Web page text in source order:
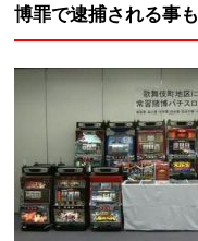
博罪で逮捕される事も